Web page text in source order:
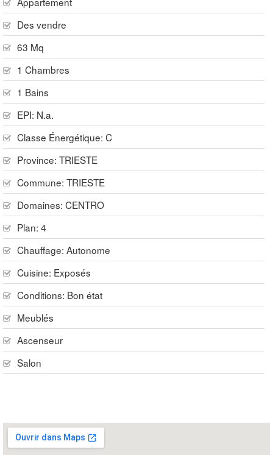
Des vendre
63 Mq
1 Chambres
1 Bains
EPI: N.a.
Classe Énergétique: C
Province: TRIESTE
Commune: TRIESTE
Domaines: CENTRO
Plan: 4
Chauffage: Autonome
Cuisine: Exposés
Conditions: Bon état
Meublés
Ascenseur
Salon